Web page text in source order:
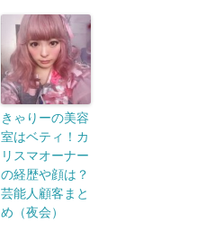
きゃりーの美容
室はベティ！カ
リスマオーナー
の経歴や顔は？
芸能人顧客まと
め（夜会）